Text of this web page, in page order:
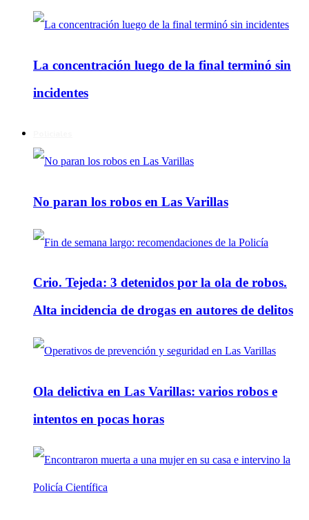
La concentración luego de la final terminó sin
incidentes
No paran los robos en Las Varillas
Crio. Tejeda: 3 detenidos por la ola de robos.
Alta incidencia de drogas en autores de delitos
Ola delictiva en Las Varillas: varios robos e
intentos en pocas horas